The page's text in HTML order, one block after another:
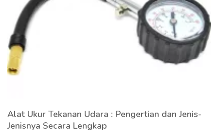
Alat Ukur Tekanan Udara : Pengertian dan Jenis-
Jenisnya Secara Lengkap